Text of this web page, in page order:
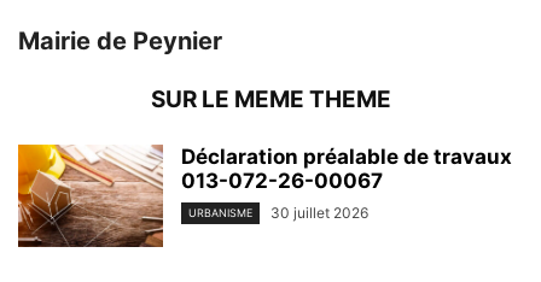
Mairie de Peynier
SUR LE MEME THEME
Déclaration préalable de travaux
013-072-26-00067
URBANISME 30 juillet 2026